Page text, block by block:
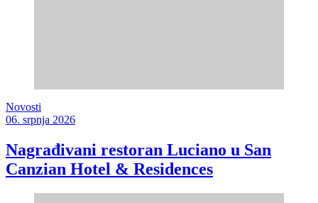
Novosti
06. srpnja 2026
Nagrađivani restoran Luciano u San
Canzian Hotel & Residences